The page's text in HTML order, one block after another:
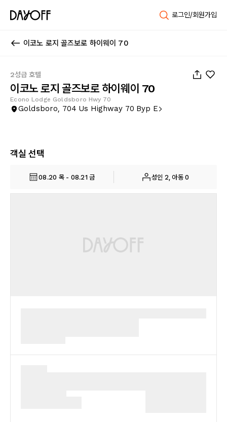
로그인/회원가입
이코노 로지 골즈보로 하이웨이 70
2성급 호텔
이코노 로지 골즈보로 하이웨이 70
Econo Lodge Goldsboro Hwy 70
Goldsboro, 704 Us Highway 70 Byp E
객실 선택
08.20 목 - 08.21 금 성인 2, 아동 0